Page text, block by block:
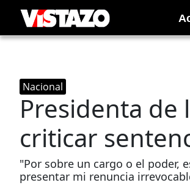
Nacional
Presidenta de
criticar
"Por sobre un cargo o el poder,
presentar mi renuncia